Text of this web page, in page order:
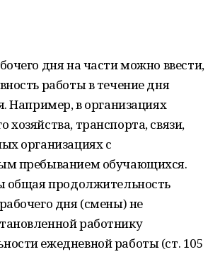
дня на части можно ввести,
работы в течение дня
Например, в организациях
хозяйства, транспорта, связи,
организациях с
пребыванием обучающихся.
общая продолжительность
дня (смены) не
работнику
ежедневной работы (ст. 105